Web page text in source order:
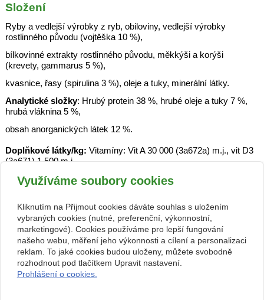
Složení
Ryby a vedlejší výrobky z ryb, obiloviny, vedlejší výrobky
rostlinného původu (vojtěška 10 %),
bílkovinné extrakty rostlinného původu, měkkýši a korýši
(krevety, gammarus 5 %),
kvasnice, řasy (spirulina 3 %), oleje a tuky, minerální látky.
Analytické složky: Hrubý protein 38 %, hrubé oleje a tuky 7 %,
hrubá vláknina 5 %,
obsah anorganických látek 12 %.
Doplňkové látky/kg: Vitamíny: Vit A 30 000 (3a672a) m.j., vit D3
(3a671) 1 500 m.j.,
vit E (3a700) 150 mg, vit C (3a300) 100 mg, vit B5 31 mg, vit B2
16 mg, vit B6 12 mg,
vit B1 5 mg, vit B12 0,08 mg. Stopové prvky: Zn (3b603) 100 mg.
Aminokyseliny: DL-methionin (3c301) 5 g. Barviva: Beta-karoten
(3a160(a)) 100 mg;
Antioxidanty.
Využíváme soubory cookies
Kliknutím na Přijmout cookies dáváte souhlas s uložením
vybraných cookies (nutné, preferenční, výkonnostní,
marketingové). Cookies používáme pro lepší fungování
našeho webu, měření jeho výkonnosti a cílení a personalizaci
reklam. To jaké cookies budou uloženy, můžete svobodně
rozhodnout pod tlačítkem Upravit nastavení.
Prohlášení o cookies.